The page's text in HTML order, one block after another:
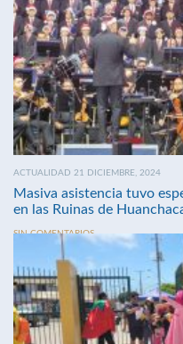
ACTUALIDAD 21 DICIEMBRE, 2024
Masiva asistencia tuvo
en las Ruinas de
SIN COMENTARIOS